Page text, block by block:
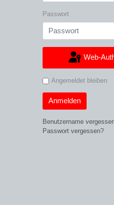
Passwort
Web-
Angemeldet bleiben
Anmelden
Benutzername
Passwort vergessen?